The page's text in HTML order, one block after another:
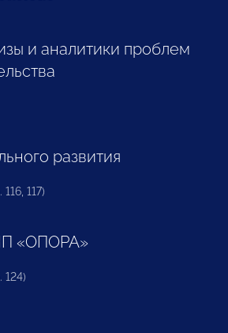
и аналитики проблем
развития
117)
«ОПОРА»
124)